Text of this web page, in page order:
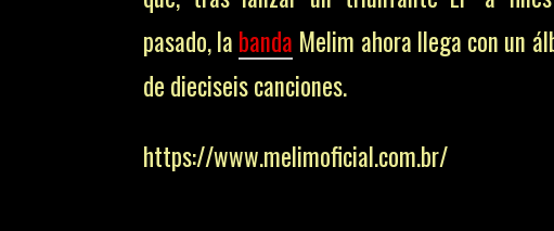
pasado, la banda Melim ahora llega con un
de dieciseis canciones.
https://www.melimoficial.com.br/